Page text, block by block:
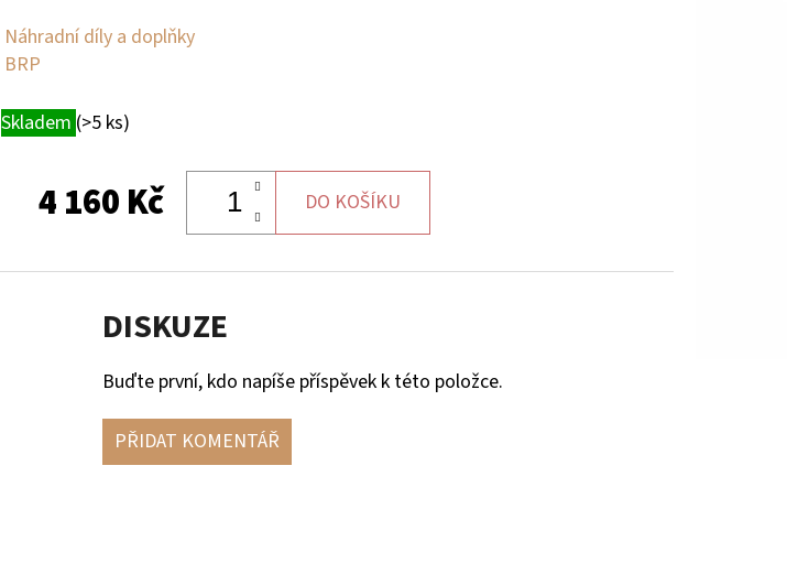
Náhradní díly a doplňky
BRP
Skladem (>5 ks)
4 160 Kč DO KOŠÍKU
DISKUZE
Buďte první, kdo napíše příspěvek k této položce.
PŘIDAT KOMENTÁŘ